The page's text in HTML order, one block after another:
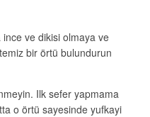
ve dikisi olmaya ve
bir örtü bulundurun
Ilk sefer yapmama
o örtü sayesinde yufkayi